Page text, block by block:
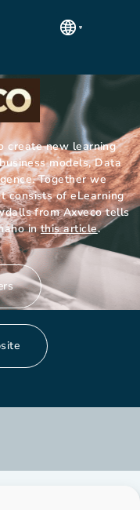
create new learning
models, Data
Together we
consists of eLearning
from Axveco tells
inthis article.